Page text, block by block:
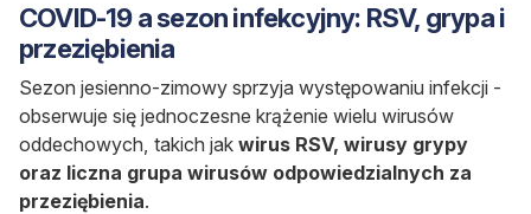
COVID-19 a sezon infekcyjny: RSV, grypa i
przeziębienia
Sezon jesienno-zimowy sprzyja występowaniu infekcji -
obserwuje się jednoczesne krążenie wielu wirusów
oddechowych, takich jak wirus RSV, wirusy grypy
oraz liczna grupa wirusów odpowiedzialnych za
przeziębienia.